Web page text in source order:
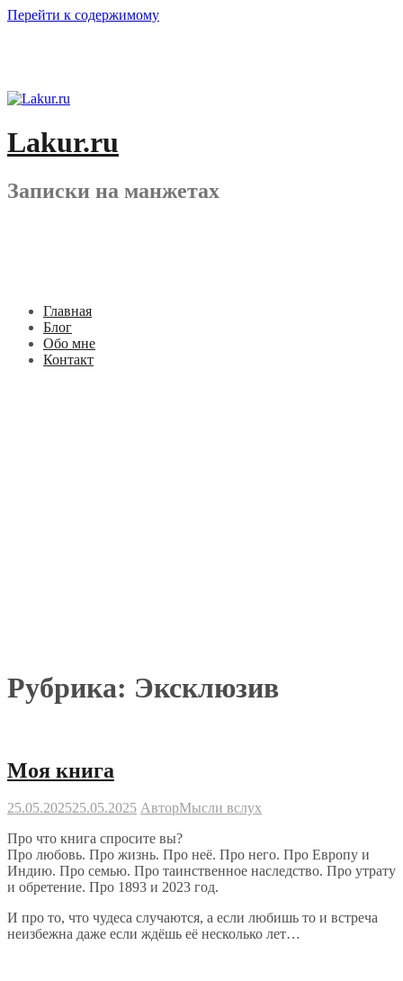
Перейти к содержимому
Lakur.ru
Записки на манжетах
Главная
Блог
Обо мне
Контакт
Рубрика: Эксклюзив
Моя книга
25.05.202525.05.2025 АвторМысли вслух
Про что книга спросите вы?
Про любовь. Про жизнь. Про неё. Про него. Про Европу и
Индию. Про семью. Про таинственное наследство. Про утрату
и обретение. Про 1893 и 2023 год.
И про то, что чудеса случаются, а если любишь то и встреча
неизбежна даже если ждёшь её несколько лет…